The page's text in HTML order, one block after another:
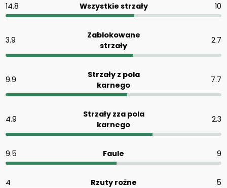
14.8 Wszystkie strzały 10
3.9
Zablokowane
strzały
2.7
9.9
Strzały z pola
karnego
7.7
4.9
Strzały zza pola
karnego
2.3
9.5 Faule 9
4 Rzuty rożne 5